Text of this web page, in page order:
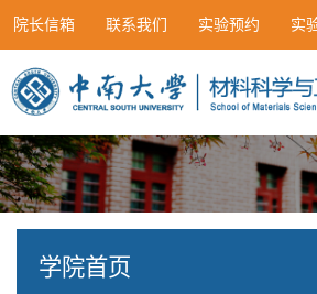
院长信箱 联系我们 实验预约 实
学院首页